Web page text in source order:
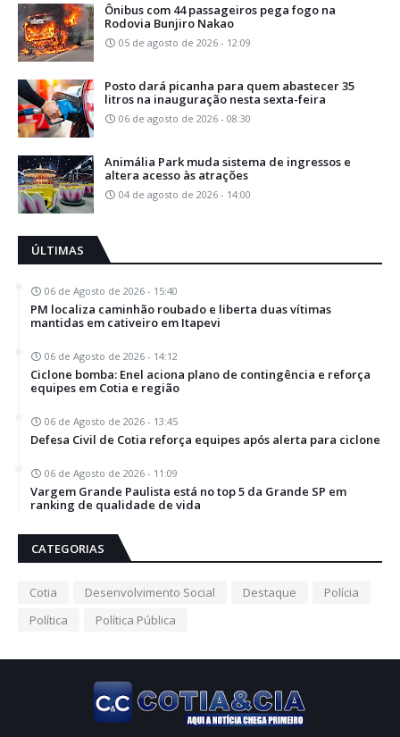
Ônibus com 44 passageiros pega fogo na
Rodovia Bunjiro Nakao
05 de agosto de 2026 - 12:09
Posto dará picanha para quem abastecer 35
litros na inauguração nesta sexta-feira
06 de agosto de 2026 - 08:30
Animália Park muda sistema de ingressos e
altera acesso às atrações
04 de agosto de 2026 - 14:00
ÚLTIMAS
06 de Agosto de 2026 - 15:40
PM localiza caminhão roubado e liberta duas vítimas
mantidas em cativeiro em Itapevi
06 de Agosto de 2026 - 14:12
Ciclone bomba: Enel aciona plano de contingência e reforça
equipes em Cotia e região
06 de Agosto de 2026 - 13:45
Defesa Civil de Cotia reforça equipes após alerta para ciclone
06 de Agosto de 2026 - 11:09
Vargem Grande Paulista está no top 5 da Grande SP em
ranking de qualidade de vida
CATEGORIAS
Cotia Desenvolvimento Social Destaque
Polícia
Política
Política Pública